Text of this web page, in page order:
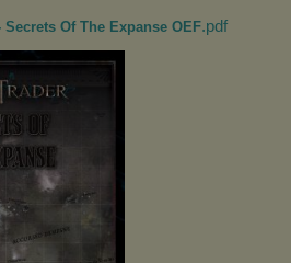
Secrets Of The Expanse OEF.pdf